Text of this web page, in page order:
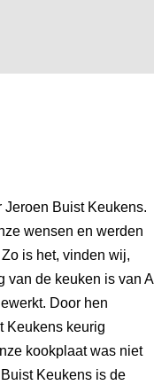
Buist Keukens.
wensen en werden
is het, vinden wij,
van de keuken is van A
Door hen
Keukens keurig
kookplaat was niet
Keukens is de